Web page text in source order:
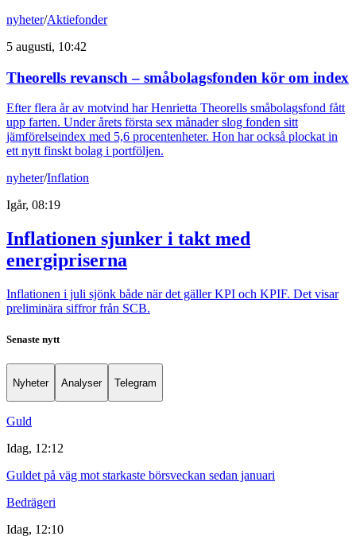
nyheter/Aktiefonder
5 augusti, 10:42
Theorells revansch – småbolagsfonden kör om index
Efter flera år av motvind har Henrietta Theorells småbolagsfond fått
upp farten. Under årets första sex månader slog fonden sitt
jämförelseindex med 5,6 procentenheter. Hon har också plockat in
ett nytt finskt bolag i portföljen.
nyheter/Inflation
Igår, 08:19
Inflationen sjunker i takt med
energipriserna
Inflationen i juli sjönk både när det gäller KPI och KPIF. Det visar
preliminära siffror från SCB.
Senaste nytt
Nyheter Analyser Telegram
Guld
Idag, 12:12
Guldet på väg mot starkaste börsveckan sedan januari
Bedrägeri
Idag, 12:10